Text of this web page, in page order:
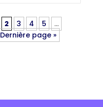
2 3 4 5
…
Dernière page »